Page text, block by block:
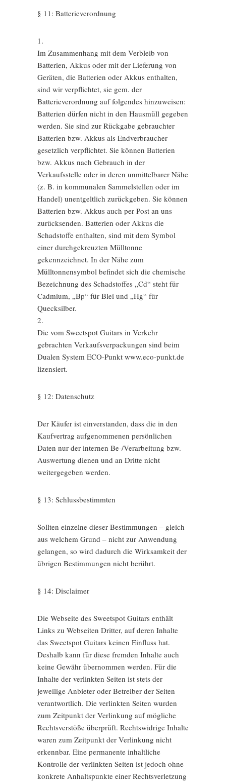
§ 11: Batterieverordnung
1.
Im Zusammenhang mit dem Verbleib von
Batterien, Akkus oder mit der Lieferung von
Geräten, die Batterien oder Akkus enthalten,
sind wir verpflichtet, sie gem. der
Batterieverordnung auf folgendes hinzuweisen:
Batterien dürfen nicht in den Hausmüll gegeben
werden. Sie sind zur Rückgabe gebrauchter
Batterien bzw. Akkus als Endverbraucher
gesetzlich verpflichtet. Sie können Batterien
bzw. Akkus nach Gebrauch in der
Verkaufsstelle oder in deren unmittelbarer Nähe
(z. B. in kommunalen Sammelstellen oder im
Handel) unentgeltlich zurückgeben. Sie können
Batterien bzw. Akkus auch per Post an uns
zurücksenden. Batterien oder Akkus die
Schadstoffe enthalten, sind mit dem Symbol
einer durchgekreuzten Mülltonne
gekennzeichnet. In der Nähe zum
Mülltonnensymbol befindet sich die chemische
Bezeichnung des Schadstoffes „Cd“ steht für
Cadmium, „Bp“ für Blei und „Hg“ für
Quecksilber.
2.
Die vom Sweetspot Guitars in Verkehr
gebrachten Verkaufsverpackungen sind beim
Dualen System ECO-Punkt www.eco-punkt.de
lizensiert.
§ 12: Datenschutz
Der Käufer ist einverstanden, dass die in den
Kaufvertrag aufgenommenen persönlichen
Daten nur der internen Be-/Verarbeitung bzw.
Auswertung dienen und an Dritte nicht
weitergegeben werden.
§ 13: Schlussbestimmten
Sollten einzelne dieser Bestimmungen – gleich
aus welchem Grund – nicht zur Anwendung
gelangen, so wird dadurch die Wirksamkeit der
übrigen Bestimmungen nicht berührt.
§ 14: Disclaimer
Die Webseite des Sweetspot Guitars enthält
Links zu Webseiten Dritter, auf deren Inhalte
das Sweetspot Guitars keinen Einfluss hat.
Deshalb kann für diese fremden Inhalte auch
keine Gewähr übernommen werden. Für die
Inhalte der verlinkten Seiten ist stets der
jeweilige Anbieter oder Betreiber der Seiten
verantwortlich. Die verlinkten Seiten wurden
zum Zeitpunkt der Verlinkung auf mögliche
Rechtsverstöße überprüft. Rechtswidrige Inhalte
waren zum Zeitpunkt der Verlinkung nicht
erkennbar. Eine permanente inhaltliche
Kontrolle der verlinkten Seiten ist jedoch ohne
konkrete Anhaltspunkte einer Rechtsverletzung